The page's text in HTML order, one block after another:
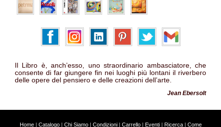
Il Libro è, anch’esso, uno straordinario ambasciatore, che
consente di far giungere fin nei luoghi più lontani il riverbero
delle opere del pensiero e delle creazioni dell’arte.
Jean Ebersolt
Home| Catalogo| Chi Siamo| Condizioni| Carrello| Eventi| Ricerca| Come